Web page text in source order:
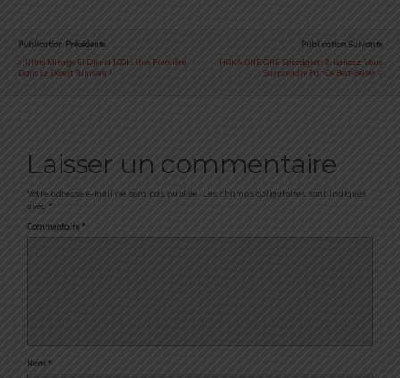
Publication Précédente
Ultra Mirage El Djerid 100k : Une Première
Dans Le Désert Tunisien !
Publication Suivante
HOKA ONE ONE Speedgoat 2 : Laissez-Vous
Surprendre Par Ce Best-Seller
Laisser un commentaire
Votre adresse e-mail ne sera pas publiée. Les champs obligatoires sont indiqués
avec *
Commentaire *
Nom *